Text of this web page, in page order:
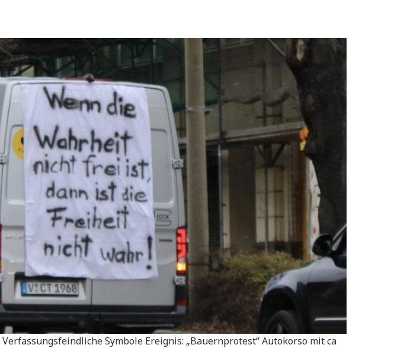
Symbole Ereignis: „Bauernprotest“ Autokorso mit ca